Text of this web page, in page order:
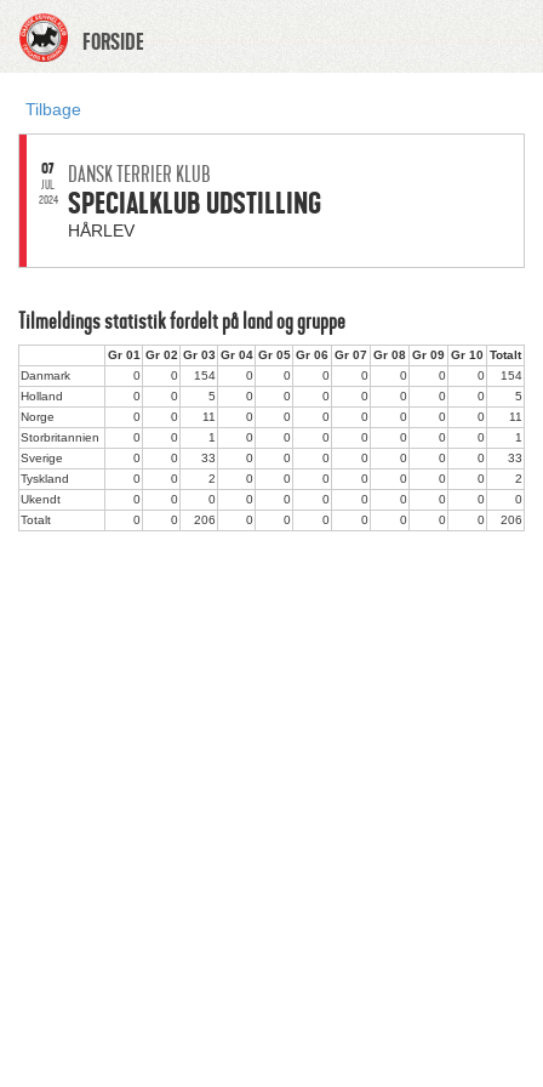
FORSIDE
Tilbage
07
JUL.
2024
DANSK TERRIER KLUB
SPECIALKLUB UDSTILLING
HÅRLEV
Tilmeldings statistik fordelt på land og gruppe
Gr 01 Gr 02 Gr 03 Gr 04 Gr 05 Gr 06 Gr 07 Gr 08 Gr 09 Gr 10 Totalt
Danmark
0 0 154 0 0 0 0 0 0 0
154
Holland
0 0 5 0 0 0 0 0 0 0
5
Norge
0 0 11 0 0 0 0 0 0 0
11
Storbritannien
0 0 1 0 0 0 0 0 0 0
1
Sverige
0 0 33 0 0 0 0 0 0 0
33
Tyskland
0 0 2 0 0 0 0 0 0 0
2
Ukendt
0 0 0 0 0 0 0 0 0 0
0
Totalt
0 0 206 0 0 0 0 0 0 0 206